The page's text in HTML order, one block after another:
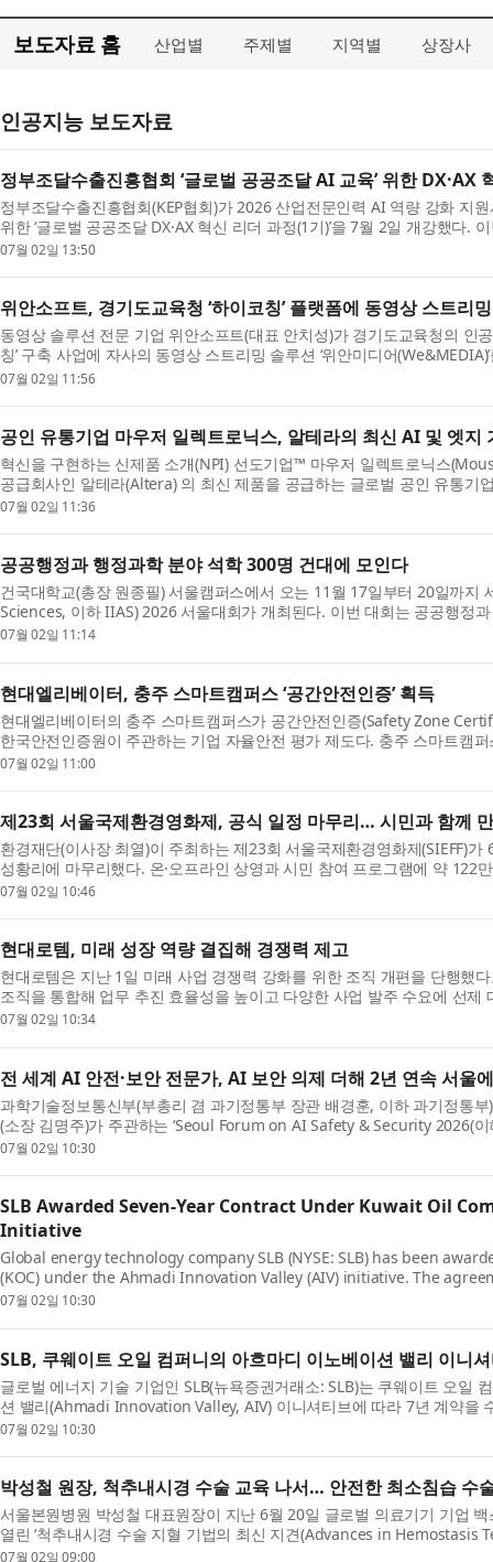
보도자료 홈 산업별 주제별 지역별 상장사
인공지능 보도자료
정부조달수출진흥협회 ‘글로벌 공공조달 AI 교육’ 위한 DX·AX
정부조달수출진흥협회(KEP협회)가 2026 산업전문인력 AI 역량 강화 지
위한 ‘글로벌 공공조달 DX·AX 혁신 리더 과정(1기)’을 7월 2일 개강했다.
업의...
07월 02일 13:50
위안소프트, 경기도교육청 ‘하이코칭’ 플랫폼에 동영상 스트리
동영상 솔루션 전문 기업 위안소프트(대표 안치성)가 경기도교육청의 인
칭’ 구축 사업에 자사의 동영상 스트리밍 솔루션 ‘위안미디어
코...
07월 02일 11:56
공인 유통기업 마우저 일렉트로닉스, 알테라의 최신 AI 및 엣지
혁신을 구현하는 신제품 소개(NPI) 선도기업™ 마우저 일렉트로닉스
공급회사인 알테라(Altera) 의 최신 제품을 공급하는 글로벌 공인 유통기
술 ...
07월 02일 11:36
공공행정과 행정과학 분야 석학 300명 건대에 모인다
건국대학교(총장 원종필) 서울캠퍼스에서 오는 11월 17일부터 20일
Sciences, 이하 IIAS) 2026 서울대회가 개최된다. 이번 대회는 공공행정
의 ...
07월 02일 11:14
현대엘리베이터, 충주 스마트캠퍼스 ‘공간안전인증’ 획득
현대엘리베이터의 충주 스마트캠퍼스가 공간안전인증(Safety Zone
한국안전인증원이 주관하는 기업 자율안전 평가 제도다. 충주 스마트캠
재지...
07월 02일 11:00
제23회 서울국제환경영화제, 공식 일정 마무리… 시민과 함께
환경재단(이사장 최열)이 주최하는 제23회 서울국제환경영화제(SIEFF)
성황리에 마무리했다. 온·오프라인 상영과 시민 참여 프로그램에 약 122
사...
07월 02일 10:46
현대로템, 미래 성장 역량 결집해 경쟁력 제고
현대로템은 지난 1일 미래 사업 경쟁력 강화를 위한 조직 개편을 단행했
조직을 통합해 업무 추진 효율성을 높이고 다양한 사업 발주 수요에 선
스...
07월 02일 10:34
전 세계 AI 안전·보안 전문가, AI 보안 의제 더해 2년 연속 서울
과학기술정보통신부(부총리 겸 과기정통부 장관 배경훈, 이하 과기정통
(소장 김명주)가 주관하는 ‘Seoul Forum on AI Safety & Security 2026(이
오크...
07월 02일 10:30
SLB Awarded Seven-Year Contract Under Kuwait Oil
Initiative
Global energy technology company SLB (NYSE: SLB) has been
(KOC) under the Ahmadi Innovation Valley (AIV) initiative. The
deployment and digital...
07월 02일 10:30
SLB, 쿠웨이트 오일 컴퍼니의 아흐마디 이노베이션 밸리 이니
글로벌 에너지 기술 기업인 SLB(뉴욕증권거래소: SLB)는 쿠웨이트 오일
션 밸리(Ahmadi Innovation Valley, AIV) 이니셔티브에 따라 7년 계약을
합하는 ...
07월 02일 10:30
박성철 원장, 척추내시경 수술 교육 나서… 안전한 최소침습 수
서울본원병원 박성철 대표원장이 지난 6월 20일 글로벌 의료기기 기업
열린 ‘척추내시경 수술 지혈 기법의 최신 지견(Advances in
PSLD 척...
07월 02일 09:00